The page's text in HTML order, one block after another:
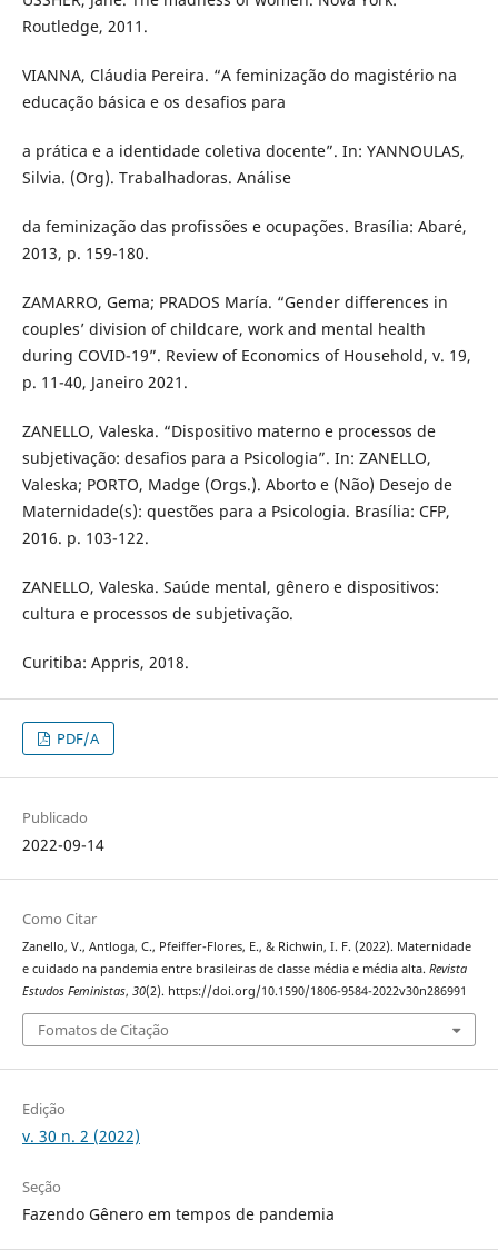
Routledge, 2011.
VIANNA, Cláudia Pereira. “A feminização do magistério na
educação básica e os desafios para
a prática e a identidade coletiva docente”. In: YANNOULAS,
Silvia. (Org). Trabalhadoras. Análise
da feminização das profissões e ocupações. Brasília: Abaré,
2013, p. 159-180.
ZAMARRO, Gema; PRADOS María. “Gender differences in
couples’ division of childcare, work and mental health
during COVID-19”. Review of Economics of Household, v. 19,
p. 11-40, Janeiro 2021.
ZANELLO, Valeska. “Dispositivo materno e processos de
subjetivação: desafios para a Psicologia”. In: ZANELLO,
Valeska; PORTO, Madge (Orgs.). Aborto e (Não) Desejo de
Maternidade(s): questões para a Psicologia. Brasília: CFP,
2016. p. 103-122.
ZANELLO, Valeska. Saúde mental, gênero e dispositivos:
cultura e processos de subjetivação.
Curitiba: Appris, 2018.
PDF/A
Publicado
2022-09-14
Como Citar
Zanello, V., Antloga, C., Pfeiffer-Flores, E., & Richwin, I. F. (2022). Maternidade
e cuidado na pandemia entre brasileiras de classe média e média alta. Revista
Estudos Feministas, 30(2). https://doi.org/10.1590/1806-9584-2022v30n286991
Fomatos de Citação
Edição
v. 30 n. 2 (2022)
Seção
Fazendo Gênero em tempos de pandemia